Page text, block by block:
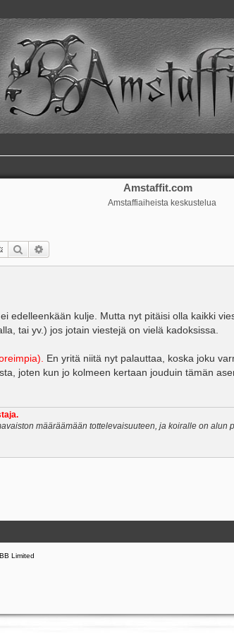
Amstaffit.com
Amstaffiaiheista keskustelua
Etsi
edelleenkään kulje. Mutta nyt pitäisi olla kaikki
tai yv.) jos jotain viestejä on vielä kadoksissa.
En yritä niitä nyt palauttaa, koska joku
joten kun jo kolmeen kertaan jouduin tämän
määräämään tottelevaisuuteen, ja koiralle on alun
Limited